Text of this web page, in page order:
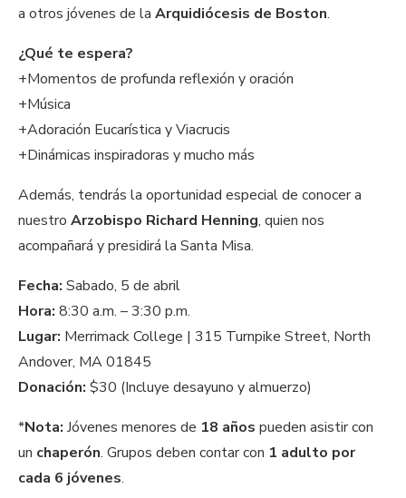
a otros jóvenes de la Arquidiócesis de Boston.
¿Qué te espera?
+Momentos de profunda reflexión y oración
+Música
+Adoración Eucarística y Viacrucis
+Dinámicas inspiradoras y mucho más
Además, tendrás la oportunidad especial de conocer a
nuestro Arzobispo Richard Henning, quien nos
acompañará y presidirá la Santa Misa.
Fecha: Sabado, 5 de abril
Hora: 8:30 a.m. – 3:30 p.m.
Lugar: Merrimack College | 315 Turnpike Street, North
Andover, MA 01845
Donación: $30 (Incluye desayuno y almuerzo)
*Nota: Jóvenes menores de 18 años pueden asistir con
un chaperón. Grupos deben contar con 1 adulto por
cada 6 jóvenes.